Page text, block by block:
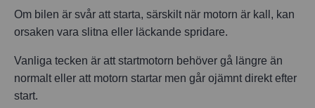
Om bilen är svår att starta, särskilt när motorn är kall, kan
orsaken vara slitna eller läckande spridare.
Vanliga tecken är att startmotorn behöver gå längre än
normalt eller att motorn startar men går ojämnt direkt efter
start.